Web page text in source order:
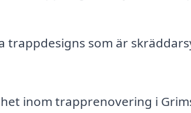
trappdesigns som är
inom trapprenovering i